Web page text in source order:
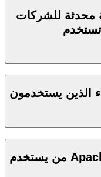
محدثة للشركات